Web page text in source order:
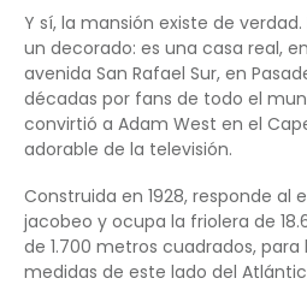
Y sí, la mansión existe de
un decorado: es una casa real,
avenida San Rafael Sur, en
décadas por fans de todo el
convirtió a Adam West en el
adorable de la televisión.
Construida en 1928, responde al
jacobeo y ocupa la friolera de
de 1.700 metros cuadrados,
medidas de este lado del